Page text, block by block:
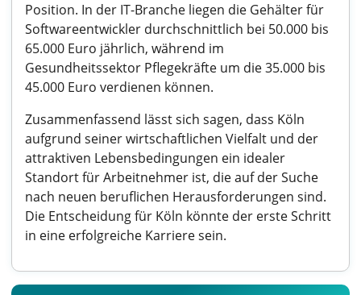
Position. In der IT-Branche liegen die Gehälter für
Softwareentwickler durchschnittlich bei 50.000 bis
65.000 Euro jährlich, während im
Gesundheitssektor Pflegekräfte um die 35.000 bis
45.000 Euro verdienen können.
Zusammenfassend lässt sich sagen, dass Köln
aufgrund seiner wirtschaftlichen Vielfalt und der
attraktiven Lebensbedingungen ein idealer
Standort für Arbeitnehmer ist, die auf der Suche
nach neuen beruflichen Herausforderungen sind.
Die Entscheidung für Köln könnte der erste Schritt
in eine erfolgreiche Karriere sein.